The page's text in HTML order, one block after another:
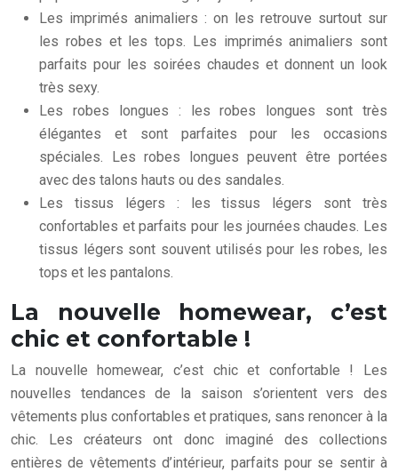
Les imprimés animaliers : on les retrouve surtout sur
les robes et les tops. Les imprimés animaliers sont
parfaits pour les soirées chaudes et donnent un look
très sexy.
Les robes longues : les robes longues sont très
élégantes et sont parfaites pour les occasions
spéciales. Les robes longues peuvent être portées
avec des talons hauts ou des sandales.
Les tissus légers : les tissus légers sont très
confortables et parfaits pour les journées chaudes. Les
tissus légers sont souvent utilisés pour les robes, les
tops et les pantalons.
La nouvelle homewear, c’est
chic et confortable !
La nouvelle homewear, c’est chic et confortable ! Les
nouvelles tendances de la saison s’orientent vers des
vêtements plus confortables et pratiques, sans renoncer à la
chic. Les créateurs ont donc imaginé des collections
entières de vêtements d’intérieur, parfaits pour se sentir à